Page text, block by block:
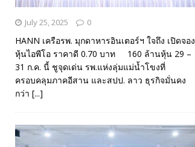
July 25, 2025 0
HANN เครือรพ. มุกดาหารอินเตอร์ฯ ใจถึง เปิดจอง
หุ้นไอพีโอ ราคาดี 0.70 บาท 160 ล้านหุ้น 29 –
31 ก.ค. นี้ ชูจุดเด่น รพ.แห่งลุ่มแม่น้ำโขงที่
ครอบคลุมภาคอีสาน และสปป. ลาว ธุรกิจมั่นคง
กว่า [...]